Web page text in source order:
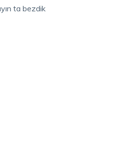
ta bezdik